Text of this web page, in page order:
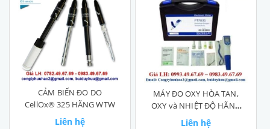
CẢM BIẾN ĐO DO
CellOx® 325 HÃNG WTW
Liên hệ
MÁY ĐO OXY HÒA TAN,
OXY và NHIỆT ĐỘ HÃNG
WATER ID – ĐỨC
Liên hệ